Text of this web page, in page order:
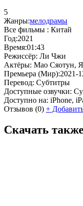
5
Жанры:мелодрамы
Все фильмы : Китай
Год:2021
Время:01:43
Режиссёр: Ли Чжи
Актёры: Мао Сяотун,
Премьера (Мир):2021-
Перевод: Субтитры
Доступные озвучки:
Доступно на: iPhone,
Отзывов (0) +
Скачать также